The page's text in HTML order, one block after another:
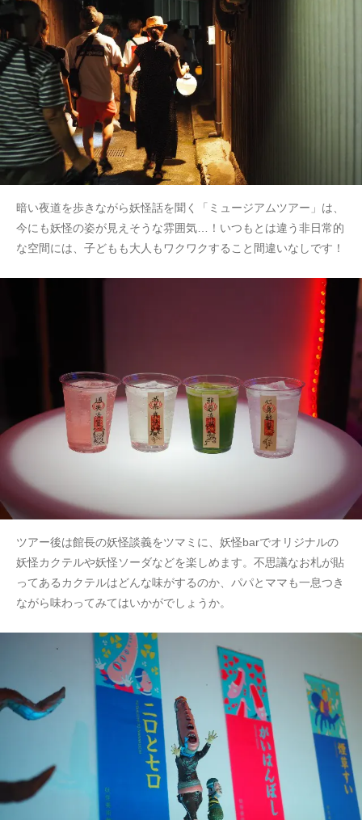
暗い夜道を歩きながら妖怪話を聞く「ミュージアムツアー」は、
今にも妖怪の姿が見えそうな雰囲気…！いつもとは違う非日常的
な空間には、子どもも大人もワクワクすること間違いなしです！
ツアー後は館長の妖怪談義をツマミに、妖怪barでオリジナルの
妖怪カクテルや妖怪ソーダなどを楽しめます。不思議なお札が貼
ってあるカクテルはどんな味がするのか、パパとママも一息つき
ながら味わってみてはいかがでしょうか。